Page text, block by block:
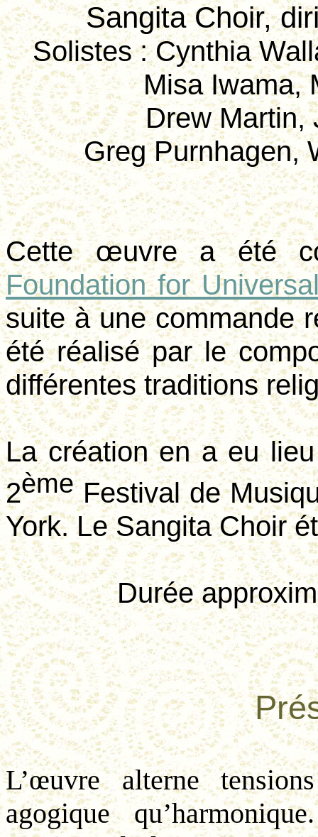
SangitaChoir,
Solistes:Cynthia
Misa Iwama,
Drew Martin,
GregPurnhagen,
Cette œuvre a été
Foundationfor
suite à une commande
été réalisé par le
différentes traditions
La création en a eu
2èmeFestival de
York. LeSangitaChoir
Durée
L’œuvre alterne
agogique